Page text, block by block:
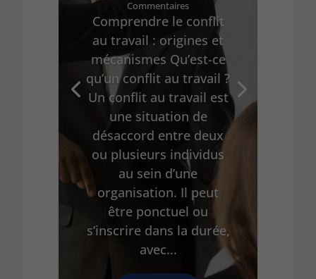
Commentaires
Comprendre le conflit
au travail : origines et
mécanismes Qu’est-ce
qu’un conflit au travail ?
Un conflit au travail est
une situation de
désaccord entre deux
ou plusieurs individus
au sein d’une
organisation. Il peut
être ponctuel ou
s’inscrire dans la durée,
avec...